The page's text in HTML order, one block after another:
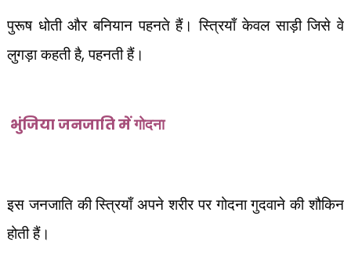
पुरूष धोती और बनियान पहनते हैं। स्त्रियाँ केवल साड़ी जिसे वे
लुगड़ा कहती है,पहनती हैं।
भुंजिया जनजातिमेंगोदना
इस जनजाति की स्त्रियाँ अपने शरीर पर गोदना गुदवाने की शौकिन
होती हैं।